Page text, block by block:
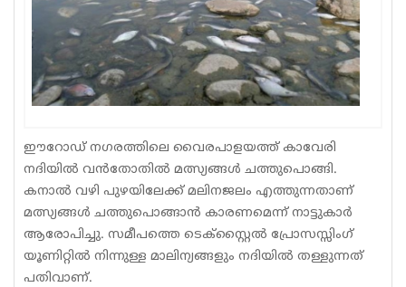
Classifieds
Law
ഈറോഡ് നഗരത്തിലെ വൈരപാളയത്ത് കാവേരി
നദിയിൽ വൻതോതിൽ മത്സ്യങ്ങൾ ചത്തുപൊങ്ങി.
കനാൽ വഴി പുഴയിലേക്ക് മലിനജലം എത്തുന്നതാണ്
മത്സ്യങ്ങൾ ചത്തുപൊങ്ങാൻ കാരണമെന്ന് നാട്ടുകാർ
ആരോപിച്ചു. സമീപത്തെ ടെക്സ്റ്റൈൽ പ്രോസസ്സിംഗ്
യൂണിറ്റിൽ നിന്നുള്ള മാലിന്യങ്ങളും നദിയിൽ തള്ളുന്നത്
പതിവാണ്.